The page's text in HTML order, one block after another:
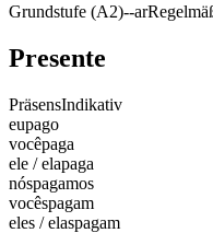
Grundstufe (A2)--ar
Presente
PräsensIndikativ
eupago
vocêpaga
ele / elapaga
nóspagamos
vocêspagam
eles / elaspagam